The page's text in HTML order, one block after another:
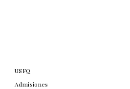
USFQ
Admisiones